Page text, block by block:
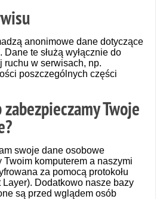
anonimowe dane dotyczące
te służą wyłącznie do
ruchu w serwisach, np.
poszczególnych części
Twoje
swoje dane osobowe
Twoim komputerem a naszymi
za pomocą protokołu
Layer). Dodatkowo nasze bazy
są przed wglądem osób